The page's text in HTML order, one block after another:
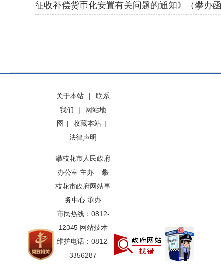
征收补偿货币化安置有关问题的通知》（攀办
关于本站 |
联系
我们
|
网站地
图 | 收藏本站 |
法律声明
攀枝花市人民政府
办公室 主办 攀
枝花市政府网站事
务中心 承办
市民热线：0812-
12345 网站技术
维护电话：0812-
3356287